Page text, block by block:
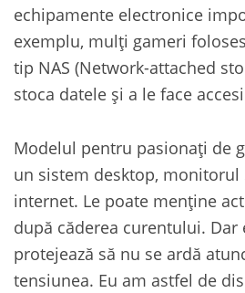
echipamente electronice
exemplu, mulți gameri
tip NAS (Network-attached
stoca datele și a le face
Modelul pentru pasionați de
un sistem desktop,
internet. Le poate menține
după căderea curentului. Dar
protejează să nu se ardă
tensiunea. Eu am astfel de